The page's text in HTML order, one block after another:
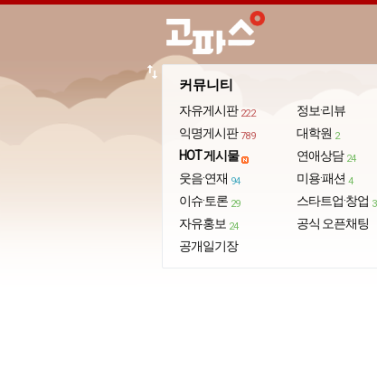
커뮤니티
자유게시판 222
익명게시판 789
HOT 게시물
웃음·연재 94
이슈·토론 29
자유홍보 24
공개일기장
정보·리뷰
대학원 2
연애상담 24
미용·패션 4
스타트업·창업 3
공식 오픈채팅
import_export